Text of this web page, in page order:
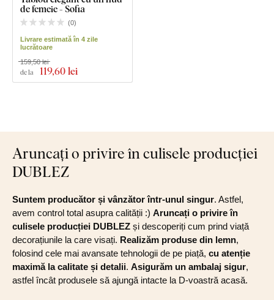
de femeie - Sofia
(0)
Livrare estimată în 4 zile
lucrătoare
de la 119,60 lei
159,50 lei
Aruncați o privire în culisele producției
DUBLEZ
Suntem producător și vânzător într-unul singur. Astfel,
avem control total asupra calității :) Aruncați o privire în
culisele producției DUBLEZ și descoperiți cum prind viață
decorațiunile la care visați. Realizăm produse din lemn,
folosind cele mai avansate tehnologii de pe piață, cu atenție
maximă la calitate și detalii. Asigurăm un ambalaj sigur,
astfel încât produsele să ajungă intacte la D-voastră acasă.